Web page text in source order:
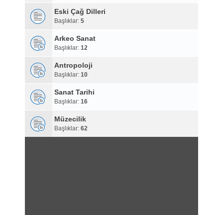
Eski Çağ Dilleri
Başlıklar: 5
Arkeo Sanat
Başlıklar: 12
Antropoloji
Başlıklar: 10
Sanat Tarihi
Başlıklar: 16
Müzecilik
Başlıklar: 62